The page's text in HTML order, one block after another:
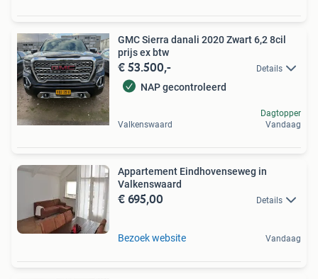
GMC Sierra danali 2020 Zwart 6,2 8cil
prijs ex btw
€ 53.500,- Details
NAP gecontroleerd
Valkenswaard
Dagtopper
Vandaag
Appartement Eindhovenseweg in
Valkenswaard
€ 695,00 Details
Bezoek website Vandaag